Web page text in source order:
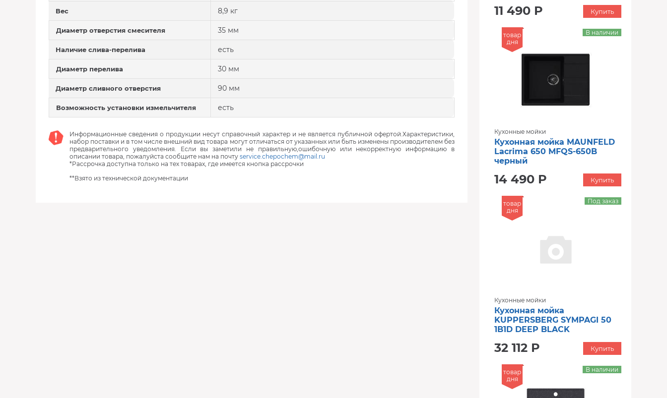
Вес 8,9 кг
Диаметр отверстия смесителя 35 мм
Наличие слива-перелива есть
Диаметр перелива 30 мм
Диаметр сливного отверстия 90 мм
Возможность установки измельчителя есть
Информационные сведения о продукции несут справочный характер и не является публичной офертой.Характеристики,
набор поставки и в том числе внешний вид товара могут отличаться от указанных или быть изменены производителем без
предварительного уведомления. Если вы заметили не правильную,ошибочную или некорректную информацию в
описании товара, пожалуйста сообщите нам на почту service.chepochem@mail.ru
*Рассрочка доступна только на тех товарах, где имеется кнопка рассрочки
**Взято из технической документации
11 490 Р Купить
товар
дня
Кухонные мойки
Кухонная мойка MAUNFELD
Lacrima 650 MFQS-650B
черный
14 490 Р
В наличии
Купить
товар
дня
Кухонные мойки
Кухонная мойка
KUPPERSBERG SYMPAGI 50
1B1D DEEP BLACK
32 112 Р
Под заказ
Купить
товар
дня
В наличии